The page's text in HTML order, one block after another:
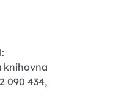
knihovna
090 434,